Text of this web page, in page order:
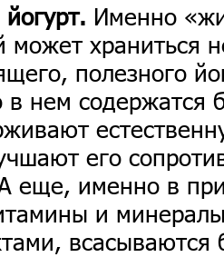
Именно
может храниться
полезного
нем содержатся
его
еще, именно в
и